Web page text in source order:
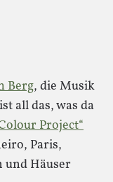
Berg, die Musik
all das, was da
Project“
Paris,
und Häuser